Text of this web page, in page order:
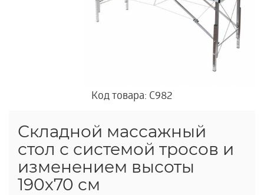
Код товара: C982
Складной массажный
стол с системой тросов и
изменением высоты
190х70 см